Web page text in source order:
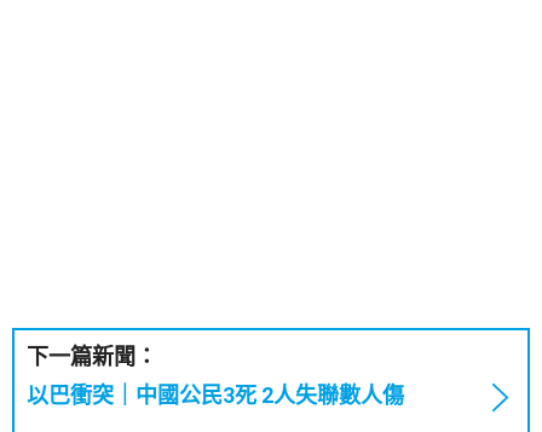
下一篇新聞：
以巴衝突｜中國公民3死 2人失聯數人傷